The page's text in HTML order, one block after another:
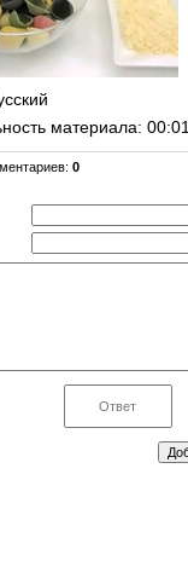
материала:
: 0